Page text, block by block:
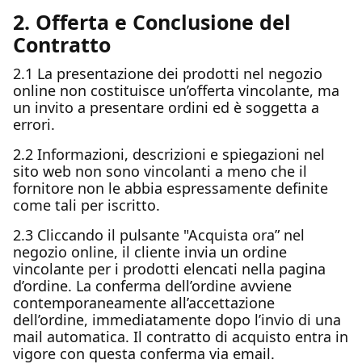
2. Offerta e Conclusione del
Contratto
2.1 La presentazione dei prodotti nel negozio
online non costituisce un’offerta vincolante, ma
un invito a presentare ordini ed è soggetta a
errori.
2.2 Informazioni, descrizioni e spiegazioni nel
sito web non sono vincolanti a meno che il
fornitore non le abbia espressamente definite
come tali per iscritto.
2.3 Cliccando il pulsante "Acquista ora” nel
negozio online, il cliente invia un ordine
vincolante per i prodotti elencati nella pagina
d’ordine. La conferma dell’ordine avviene
contemporaneamente all’accettazione
dell’ordine, immediatamente dopo l’invio di una
mail automatica. Il contratto di acquisto entra in
vigore con questa conferma via email.